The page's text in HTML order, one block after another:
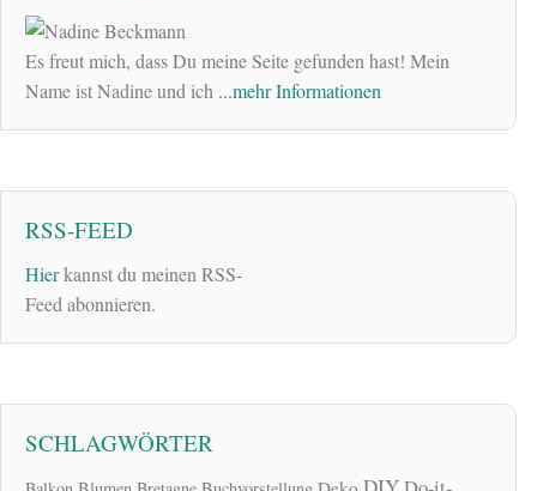
Es freut mich, dass Du meine Seite gefunden hast! Mein
Name ist Nadine und ich ...mehr Informationen
RSS-FEED
Hierkannst du meinen RSS-
Feed abonnieren.
SCHLAGWÖRTER